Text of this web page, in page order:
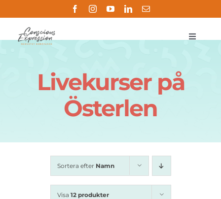
till
innehållet
Toggle
Metoden
Handledning
Referenser
Livekurser på
Österlen
Sortera efter Namn
Visa 12 produkter